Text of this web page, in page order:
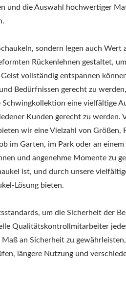
und die Auswahl hochwertiger
sondern legen auch Wert
Rückenlehnen gestaltet,
vollständig entspannen
Bedürfnissen gerecht zu
eine vielfältige
Kunden gerecht zu werden.
wir eine Vielzahl von Größen,
im Garten, im Park oder an einem
und angenehme Momente zu
ist, und durch unsere
Lösung bieten.
um die Sicherheit der
Qualitätskontrollmitarbeiter
an Sicherheit zu
längere Nutzung und